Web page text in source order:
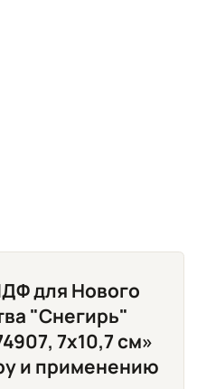
для Нового
"Снегирь"
7х10,7 см»
и применению